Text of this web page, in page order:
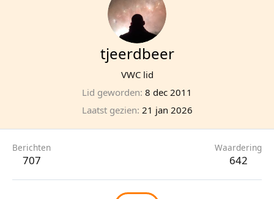
tjeerdbeer
VWC lid
Lid geworden 8 dec 2011
Laatst gezien 21 jan 2026
Berichten
707
Waardering
642